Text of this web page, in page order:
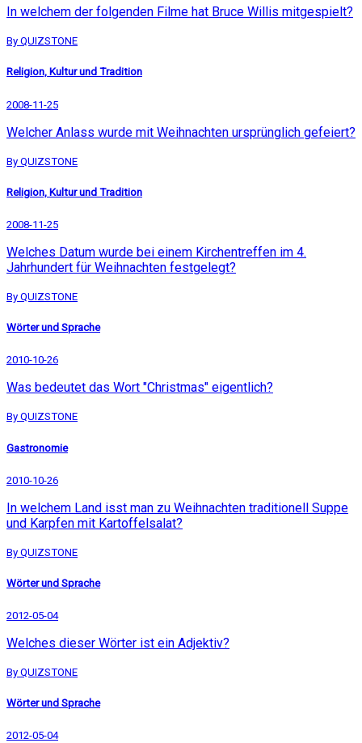
In welchem der folgenden Filme hat Bruce Willis mitgespielt?
By QUIZSTONE
Religion, Kultur und Tradition
2008-11-25
Welcher Anlass wurde mit Weihnachten ursprünglich gefeiert?
By QUIZSTONE
Religion, Kultur und Tradition
2008-11-25
Welches Datum wurde bei einem Kirchentreffen im 4.
Jahrhundert für Weihnachten festgelegt?
By QUIZSTONE
Wörter und Sprache
2010-10-26
Was bedeutet das Wort "Christmas" eigentlich?
By QUIZSTONE
Gastronomie
2010-10-26
In welchem Land isst man zu Weihnachten traditionell Suppe
und Karpfen mit Kartoffelsalat?
By QUIZSTONE
Wörter und Sprache
2012-05-04
Welches dieser Wörter ist ein Adjektiv?
By QUIZSTONE
Wörter und Sprache
2012-05-04